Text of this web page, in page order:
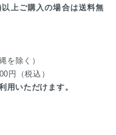
上ご購入の場合は送料無
を除く）
（税込）
用いただけます。